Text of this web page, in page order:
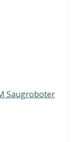
Saugroboter